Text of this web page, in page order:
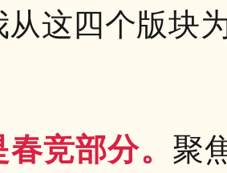
从这四个版块
竞部分。 聚